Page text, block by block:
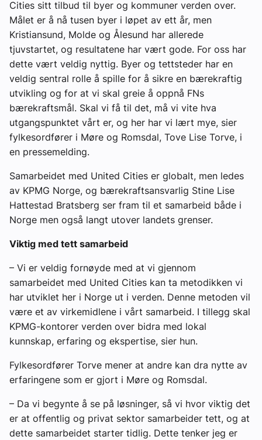
Cities sitt tilbud til byer og kommuner verden over.
Målet er å nå tusen byer i løpet av ett år, men
Kristiansund, Molde og Ålesund har allerede
tjuvstartet, og resultatene har vært gode. For oss har
dette vært veldig nyttig. Byer og tettsteder har en
veldig sentral rolle å spille for å sikre en bærekraftig
utvikling og for at vi skal greie å oppnå FNs
bærekraftsmål. Skal vi få til det, må vi vite hva
utgangspunktet vårt er, og her har vi lært mye, sier
fylkesordfører i Møre og Romsdal, Tove Lise Torve, i
en pressemelding.
Samarbeidet med United Cities er globalt, men ledes
av KPMG Norge, og bærekraftsansvarlig Stine Lise
Hattestad Bratsberg ser fram til et samarbeid både i
Norge men også langt utover landets grenser.
Viktig med tett samarbeid
– Vi er veldig fornøyde med at vi gjennom
samarbeidet med United Cities kan ta metodikken vi
har utviklet her i Norge ut i verden. Denne metoden vil
være et av virkemidlene i vårt samarbeid. I tillegg skal
KPMG-kontorer verden over bidra med lokal
kunnskap, erfaring og ekspertise, sier hun.
Fylkesordfører Torve mener at andre kan dra nytte av
erfaringene som er gjort i Møre og Romsdal.
– Da vi begynte å se på løsninger, så vi hvor viktig det
er at offentlig og privat sektor samarbeider tett, og at
dette samarbeidet starter tidlig. Dette tenker jeg er